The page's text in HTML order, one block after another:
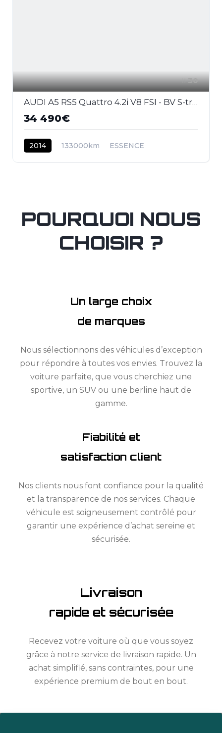
30
AUDI A5 RS5 Quattro 4.2i V8 FSI - BV S-tronic RS5 COUPE . PHASE 2
34 490€
2014 133000km ESSENCE
POURQUOI NOUS
CHOISIR ?
Un large choix
de marques
Nous sélectionnons des véhicules d’exception
pour répondre à toutes vos envies. Trouvez la
voiture parfaite, que vous cherchiez une
sportive, un SUV ou une berline haut de
gamme.
Fiabilité et
satisfaction client
Nos clients nous font confiance pour la qualité
et la transparence de nos services. Chaque
véhicule est soigneusement contrôlé pour
garantir une expérience d’achat sereine et
sécurisée.
Livraison
rapide et sécurisée
Recevez votre voiture où que vous soyez
grâce à notre service de livraison rapide. Un
achat simplifié, sans contraintes, pour une
expérience premium de bout en bout.